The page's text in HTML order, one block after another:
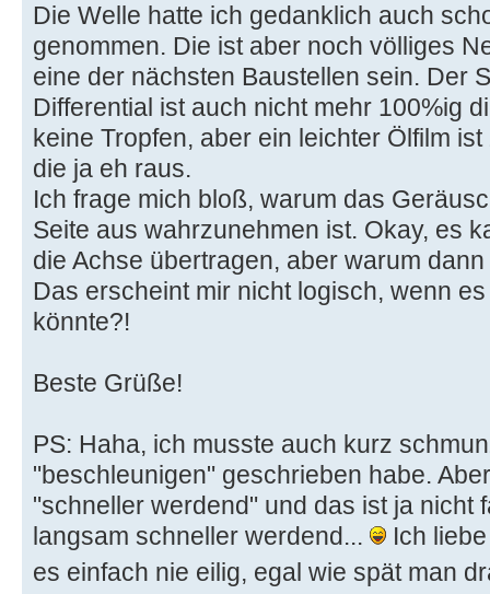
Die Welle hatte ich gedanklich auch
genommen. Die ist aber noch völliges
eine der nächsten Baustellen sein. Der
Differential ist auch nicht mehr 100%ig
keine Tropfen, aber ein leichter Ölfilm
die ja eh raus.
Ich frage mich bloß, warum das
Seite aus wahrzunehmen ist. Okay, es
die Achse übertragen, aber warum
Das erscheint mir nicht logisch, wenn
könnte?!
Beste Grüße!
PS: Haha, ich musste auch kurz
"beschleunigen" geschrieben habe.
"schneller werdend" und das ist ja nicht
langsam schneller werdend...
Ich
es einfach nie eilig, egal wie spät man